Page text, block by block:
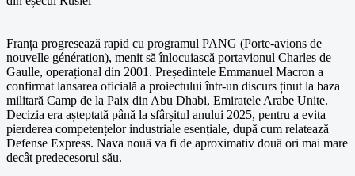
Franța progresează rapid cu programul PANG (Porte-avions de
nouvelle génération), menit să înlocuiască portavionul Charles de
Gaulle, operațional din 2001. Președintele Emmanuel Macron a
confirmat lansarea oficială a proiectului într-un discurs ținut la baza
militară Camp de la Paix din Abu Dhabi, Emiratele Arabe Unite.
Decizia era așteptată până la sfârșitul anului 2025, pentru a evita
pierderea competențelor industriale esențiale, după cum relatează
Defense Express. Nava nouă va fi de aproximativ două ori mai mare
decât predecesorul său.